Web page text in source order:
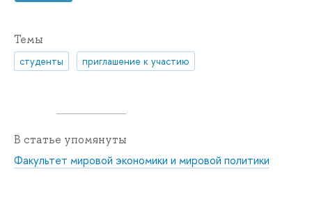
Темы
студенты приглашение к участию
В статье упомянуты
Факультет мировой экономики и мировой политики